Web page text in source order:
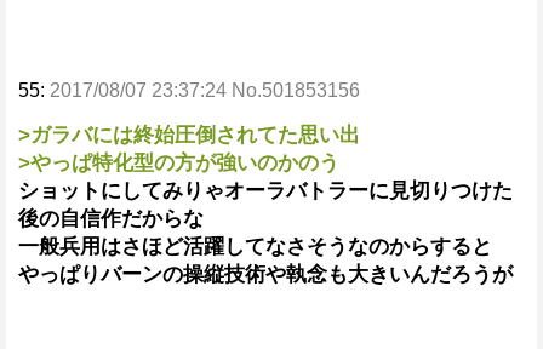
55: 2017/08/07 23:37:24 No.501853156
>ガラバには終始圧倒されてた思い出
>やっぱ特化型の方が強いのかのう
ショットにしてみりゃオーラバトラーに見切りつけた
後の自信作だからな
一般兵用はさほど活躍してなさそうなのからすると
やっぱりバーンの操縦技術や執念も大きいんだろうが